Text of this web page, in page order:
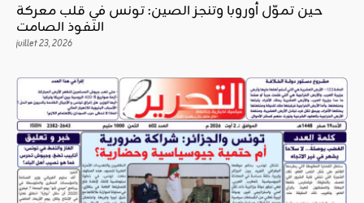
حين تموّل أوروبا وتنجز الصين: تونس في قلب معركة
النفوذ الصامت
juillet 23, 2026